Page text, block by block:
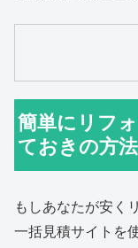
簡単にリフ
ておきの方法
もしあなたが安く
一括見積サイトを